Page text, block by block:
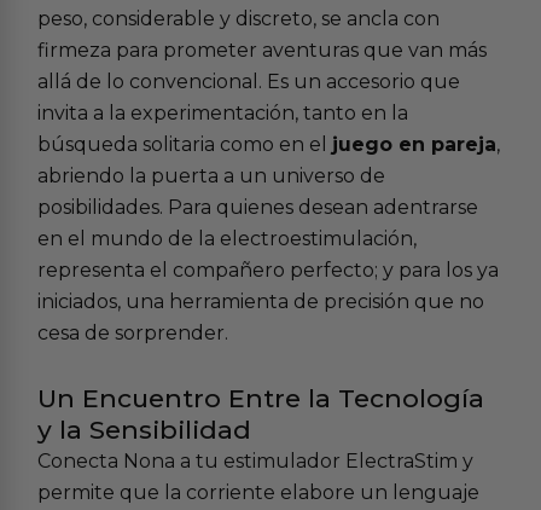
peso, considerable y discreto, se ancla con
firmeza para prometer aventuras que van más
allá de lo convencional. Es un accesorio que
invita a la experimentación, tanto en la
búsqueda solitaria como en el juego en pareja,
abriendo la puerta a un universo de
posibilidades. Para quienes desean adentrarse
en el mundo de la electroestimulación,
representa el compañero perfecto; y para los ya
iniciados, una herramienta de precisión que no
cesa de sorprender.
Un Encuentro Entre la Tecnología
y la Sensibilidad
Conecta Nona a tu estimulador ElectraStim y
permite que la corriente elabore un lenguaje